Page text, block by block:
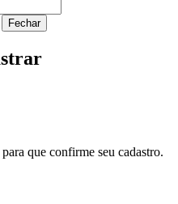
Fechar
que confirme seu cadastro.